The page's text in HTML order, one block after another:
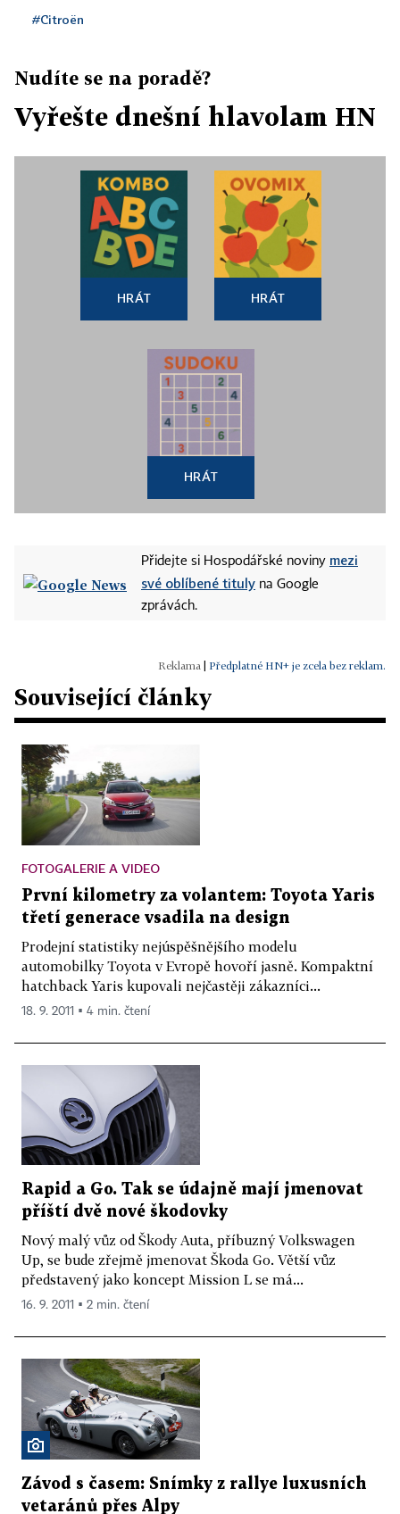
#Citroën
Nudíte se na poradě?
Vyřešte dnešní hlavolam HN
HRÁT HRÁT
HRÁT
Přidejte si Hospodářské noviny mezi
své oblíbené tituly na Google
zprávách.
Předplatné HN+ je zcela bez reklam.
Související články
FOTOGALERIE A VIDEO
První kilometry za volantem: Toyota Yaris
třetí generace vsadila na design
Prodejní statistiky nejúspěšnějšího modelu
automobilky Toyota v Evropě hovoří jasně. Kompaktní
hatchback Yaris kupovali nejčastěji zákazníci...
18. 9. 2011 ▪ 4 min. čtení
Rapid a Go. Tak se údajně mají jmenovat
příští dvě nové škodovky
Nový malý vůz od Škody Auta, příbuzný Volkswagen
Up, se bude zřejmě jmenovat Škoda Go. Větší vůz
představený jako koncept Mission L se má...
16. 9. 2011 ▪ 2 min. čtení
Závod s časem: Snímky z rallye luxusních
vetaránů přes Alpy